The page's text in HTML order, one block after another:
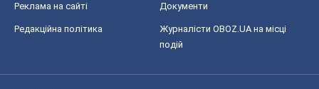
Реклама на сайті Документи
Редакційна політика
Журналісти OBOZ.UA на місці
подій